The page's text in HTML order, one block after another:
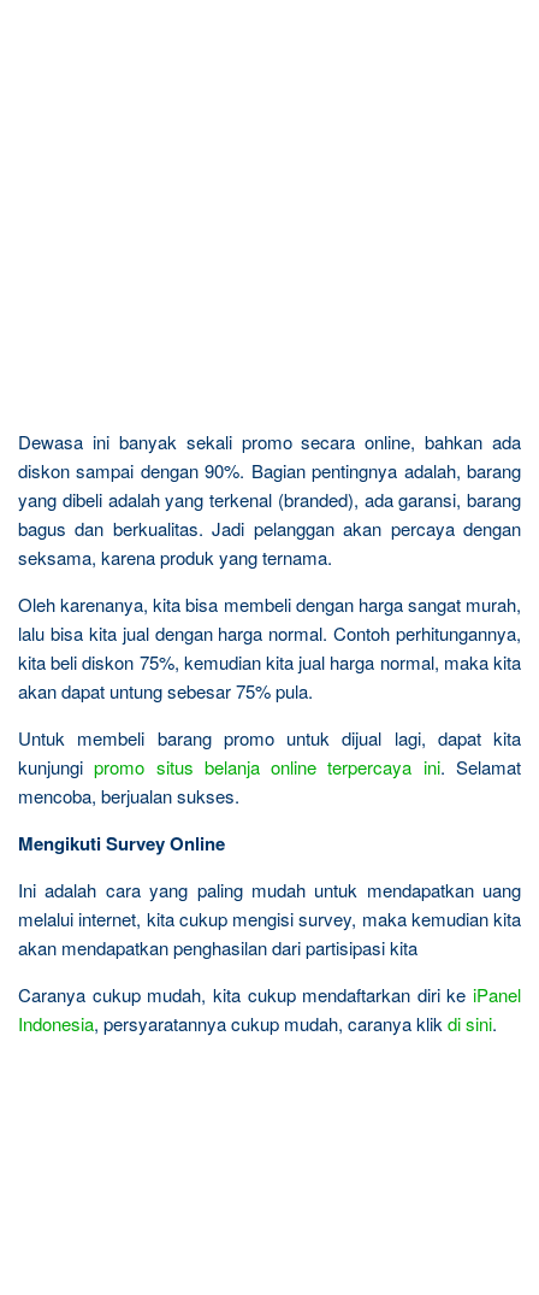
Dewasa ini banyak sekali promo secara online, bahkan ada
diskon sampai dengan 90%. Bagian pentingnya adalah, barang
yang dibeli adalah yang terkenal (branded), ada garansi, barang
bagus dan berkualitas. Jadi pelanggan akan percaya dengan
seksama, karena produk yang ternama.
Oleh karenanya, kita bisa membeli dengan harga sangat murah,
lalu bisa kita jual dengan harga normal. Contoh perhitungannya,
kita beli diskon 75%, kemudian kita jual harga normal, maka kita
akan dapat untung sebesar 75% pula.
Untuk membeli barang promo untuk dijual lagi, dapat kita
kunjungipromo situs belanja online terpercaya ini. Selamat
mencoba, berjualan sukses.
Mengikuti Survey Online
Ini adalah cara yang paling mudah untuk mendapatkan uang
melalui internet, kita cukup mengisi survey, maka kemudian kita
akan mendapatkan penghasilan dari partisipasi kita
Caranya cukup mudah, kita cukup mendaftarkan diri ke iPanel
Indonesia, persyaratannya cukup mudah, caranya klik di sini.